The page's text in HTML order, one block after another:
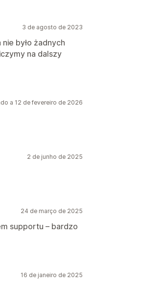
3 de agosto de 2023
było żadnych
na dalszy
a 12 de fevereiro de 2026
2 de junho de 2025
24 de março de 2025
supportu – bardzo
16 de janeiro de 2025